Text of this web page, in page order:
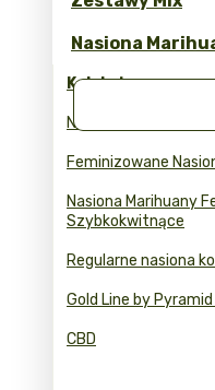
Nasiona
Kolekcje
Nasiona Marihuany
Feminizowane
Nasiona Marihuany
Szybkokwitnące
Regularne nasiona
Gold Line by
CBD